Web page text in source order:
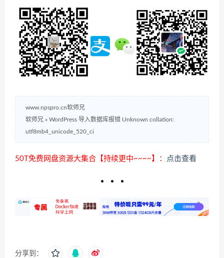
www.npspro.cn软师兄
软师兄 » WordPress 导入数据库报错 Unknown collation:
utf8mb4_unicode_520_ci
50T免费网盘资源大集合【持续更中~~~~】： 点击查看
分享到：